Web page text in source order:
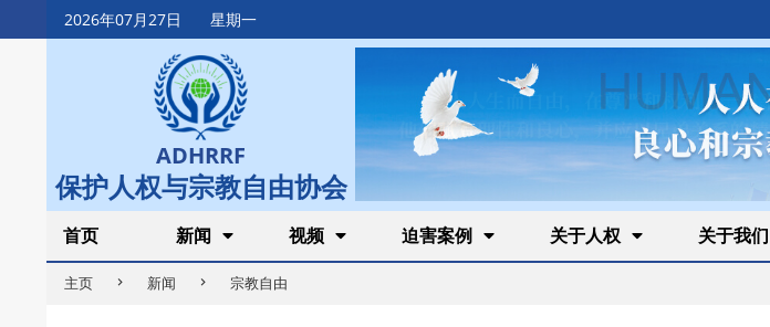
2026年07月27日 星期一
Skip
to
ADHRRF
保护人权与宗教自由协会
Secondary
Navigation
Menu
首页 新闻 视频 迫害案例 关于人权 关于我们
主页 新闻 宗教自由